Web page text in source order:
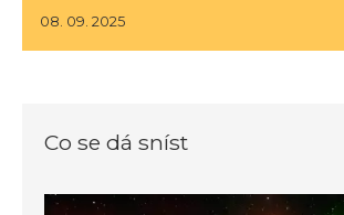
08. 09. 2025
Co se dá sníst